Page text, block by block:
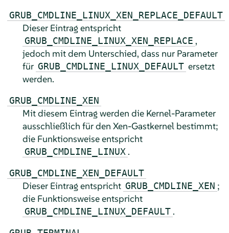
GRUB_CMDLINE_LINUX_XEN_REPLACE_DEFAULT
Dieser Eintrag entspricht
GRUB_CMDLINE_LINUX_XEN_REPLACE ,
jedoch mit dem Unterschied, dass nur Parameter
für GRUB_CMDLINE_LINUX_DEFAULT ersetzt
werden.
GRUB_CMDLINE_XEN
Mit diesem Eintrag werden die Kernel-Parameter
ausschließlich für den Xen-Gastkernel bestimmt;
die Funktionsweise entspricht
GRUB_CMDLINE_LINUX .
GRUB_CMDLINE_XEN_DEFAULT
Dieser Eintrag entspricht GRUB_CMDLINE_XEN ;
die Funktionsweise entspricht
GRUB_CMDLINE_LINUX_DEFAULT .